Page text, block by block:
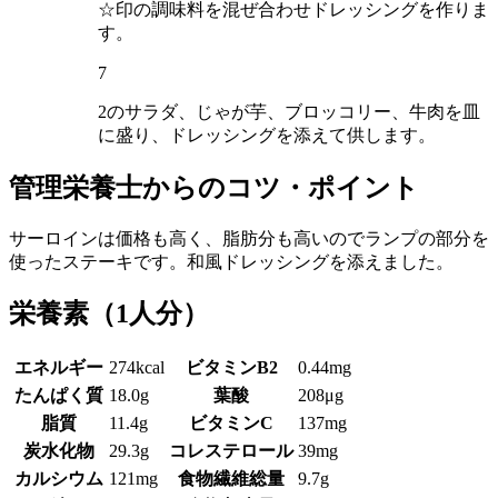
☆印の調味料を混ぜ合わせドレッシングを作りま
す。
7
2のサラダ、じゃが芋、ブロッコリー、牛肉を皿
に盛り、ドレッシングを添えて供します。
管理栄養士からのコツ・ポイント
サーロインは価格も高く、脂肪分も高いのでランプの部分を
使ったステーキです。和風ドレッシングを添えました。
栄養素 （1人分）
エネルギー 274kcal ビタミンB2
0.44mg
たんぱく質 18.0g 葉酸
208μg
脂質
11.4g ビタミンC
137mg
炭水化物
29.3g コレステロール 39mg
カルシウム 121mg 食物繊維総量
9.7g